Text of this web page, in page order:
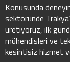
Konusunda
sektöründe
üretiyoruz, ilk
mühendisleri ve
kesintisiz hizmet